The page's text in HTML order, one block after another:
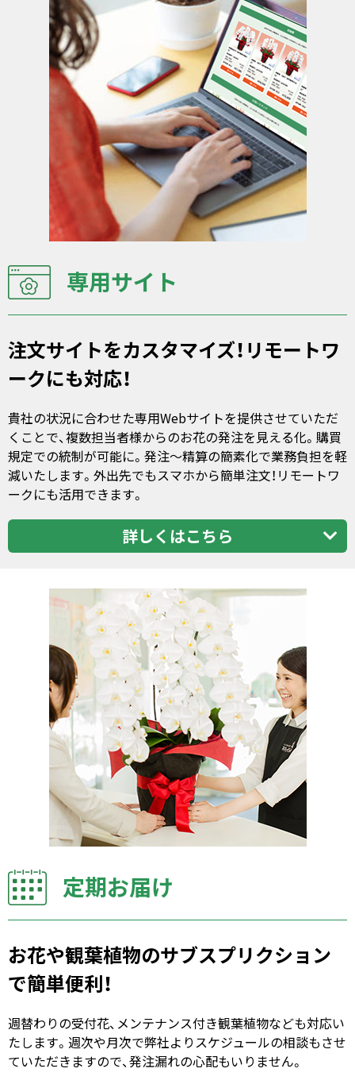
専用サイト
注文サイトをカスタマイズ！リモートワ
ークにも対応！
貴社の状況に合わせた専用Webサイトを提供させていただ
くことで、複数担当者様からのお花の発注を見える化。購買
規定での統制が可能に。発注～精算の簡素化で業務負担を軽
減いたします。外出先でもスマホから簡単注文！リモートワ
ークにも活用できます。
詳しくはこちら
定期お届け
お花や観葉植物のサブスプリクション
で簡単便利！
週替わりの受付花、メンテナンス付き観葉植物なども対応い
たします。週次や月次で弊社よりスケジュールの相談もさせ
ていただきますので、発注漏れの心配もいりません。